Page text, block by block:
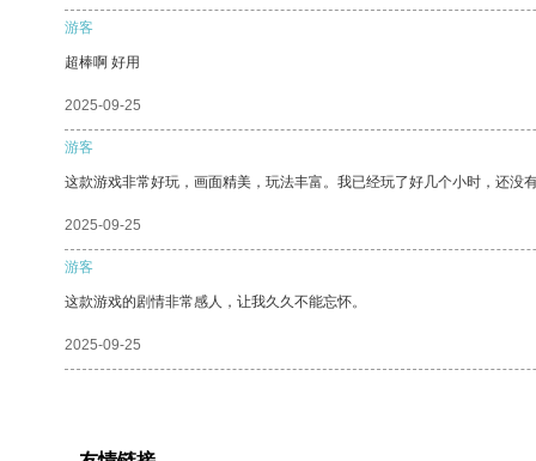
游客
超棒啊 好用
2025-09-25
游客
这款游戏非常好玩，画面精美，玩法丰富。我已经玩了好几个小时，还没
2025-09-25
游客
这款游戏的剧情非常感人，让我久久不能忘怀。
2025-09-25